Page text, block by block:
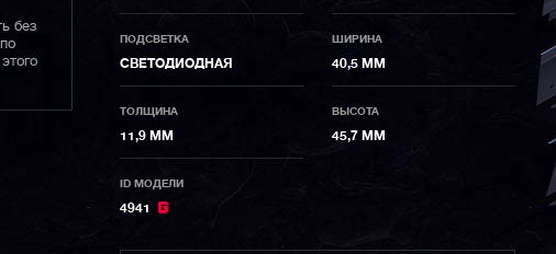
без
ПОДСВЕТКА
СВЕТОДИОДНАЯ
ШИРИНА
40,5 ММ
ТОЛЩИНА
11,9 ММ
ВЫСОТА
45,7 ММ
ID МОДЕЛИ
4941